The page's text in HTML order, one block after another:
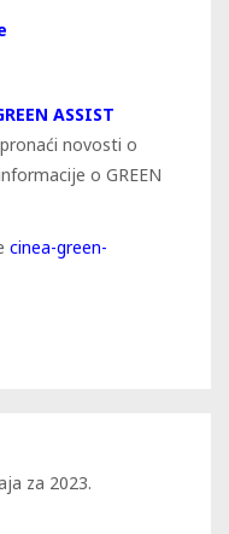
ASSIST
novosti o
o GREEN
cinea-green-
za 2023.